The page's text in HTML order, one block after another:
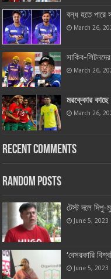
বন্ধ হতে পারে
March 26,
সাকিব-
March 26,
মরক্কোর কাছে
March 26,
Recent Comments
Random Posts
টেস্ট দলে দিপু-
June 5, 2023
‘বেসরকারি
June 5, 2023